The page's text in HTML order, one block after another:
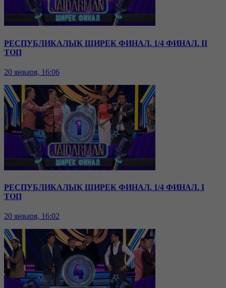
РЕСПУБЛИКАЛЫҚ ШИРЕК ФИНАЛ. 1/4 ФИНАЛ. II
ТОП
20 января, 16:06
РЕСПУБЛИКАЛЫҚ ШИРЕК ФИНАЛ. 1/4 ФИНАЛ. I
ТОП
20 января, 16:02